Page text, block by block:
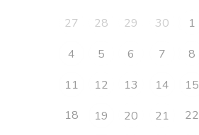
27 28 29 30 1
4
5 6 7 8
11
12 13 14 15
18
19 20 21 22